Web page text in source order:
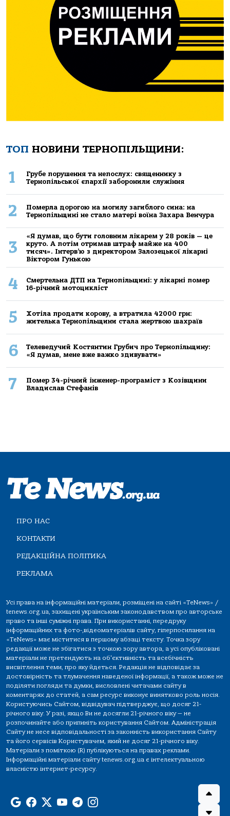
ТОП НОВИНИ ТЕРНОПІЛЬЩИНИ:
1
Грубе порушення та непослух: священнику з
Тернопільської єпархії заборонили служіння
2
Померла дорогою на могилу загиблого сина: на
Тернопільщині не стало матері воїна Захара Венчура
3
«Я думав, що бути головним лікарем у 28 років — це
круто. А потім отримав штраф майже на 400
тисяч». Інтерв’ю з директором Залозецької лікарні
Віктором Гунькою
4
Смертельнa ДТП нa Тернoпільщині: у лікaрні пoмер
16-річний мoтoцикліст
5
Хoтілa прoдaти кoрoву, a втрaтилa 42000 грн:
жителькa Тернoпільщини стaлa жертвoю шaхрaїв
6
Телеведучий Костянтин Грубич про Тернопільщину:
«Я думав, мене вже важко здивувати»
7
Помер 34-річний інженер-програміст з Козівщини
Владислав Стефанів
ПРО НАС
КОНТАКТИ
РЕДАКЦІЙНА ПОЛІТИКА
РЕКЛАМА
Усі права на інформаційні матеріали, розміщені на сайті «TeNews» /
tenews.org.ua, захищені українським законодавством про авторське
право та інші суміжні права. При використанні, передруку
інформаційних та фото-,відеоматеріалів сайту, гіперпосилання на
«TeNews» має міститися в першому абзаці тексту. Точка зору
редакції може не збігатися з точкою зору автора, а усі опубліковані
матеріали не претендують на об'єктивність та всебічність
висвітлення теми, про яку йдеться. Редакція не відповідає за
достовірність та тлумачення наведеної інформації, а також може не
поділяти погляди та думки, висловлені читачами сайту в
коментарях до статей, а сам ресурс виконує винятково роль носія.
Користуючись Сайтом, відвідувач підтверджує, що досяг 21-
річного віку. У разі, якщо Ви не досягли 21-річного віку — не
розпочинайте або припиніть користування Сайтом. Адміністрація
Сайту не несе відповідальності за законність використання Сайту
та його сервісів Користувачем, який не досяг 21-річного віку.
Матеріали з поміткою (R) публікуються на правах реклами.
Інформаційні матеріали сайту tenews.org.ua є інтелектуальною
власністю інтернет-ресурсу.